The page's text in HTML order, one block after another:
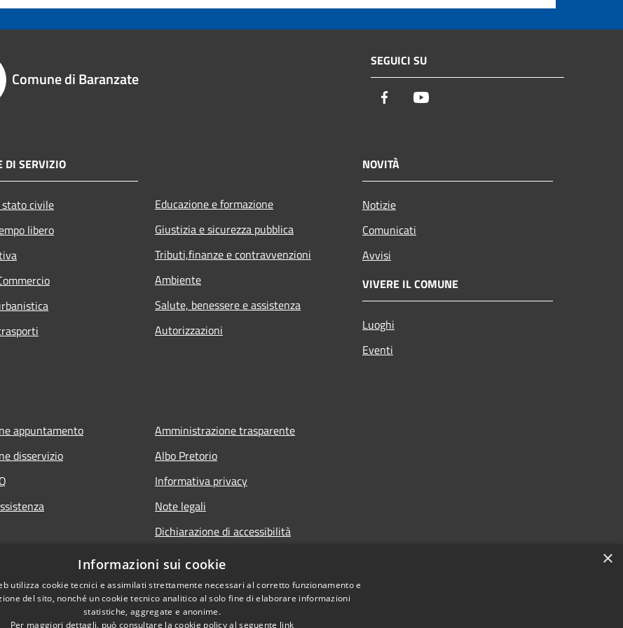
Comune di Baranzate
SEGUICI SU
Facebook
DI SERVIZIO
civile
libero
Educazione e formazione
Giustizia e sicurezza pubblica
Tributi,finanze e contravvenzioni
Ambiente
Salute, benessere e assistenza
Autorizzazioni
NOVITÀ
Notizie
Comunicati
Avvisi
VIVERE IL COMUNE
Luoghi
Eventi
appuntamento
disservizio
Amministrazione trasparente
Albo Pretorio
Informativa privacy
Note legali
Dichiarazione di accessibilità
×
Informazioni sui cookie
utilizza cookie tecnici e assimilati strettamente necessari al corretto funzionamento e
del sito, nonché un cookie tecnico analitico al solo fine di elaborare informazioni
statistiche, aggregate e anonime.
Per maggiori dettagli, può consultare la cookie policy al seguente link